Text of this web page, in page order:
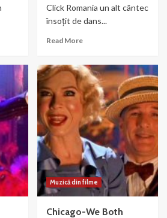
Click Romania un alt cântec
însoțit de dans...
Read MoreRead
Nowadays
–
muzica
si
dans
din
Chicago
Muzică din filme
Chicago-We Both